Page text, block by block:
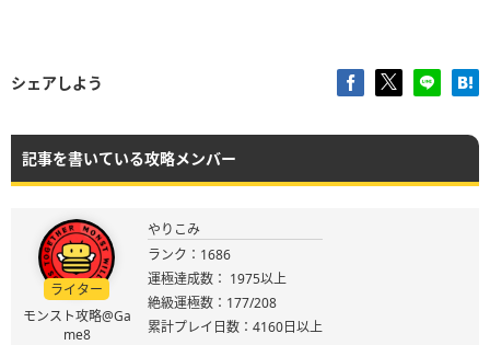
シェアしよう
記事を書いている攻略メンバー
ライター
モンスト攻略@Ga
me8
やりこみ
ランク：1686
運極達成数： 1975以上
絶級運極数：177/208
累計プレイ日数：4160日以上